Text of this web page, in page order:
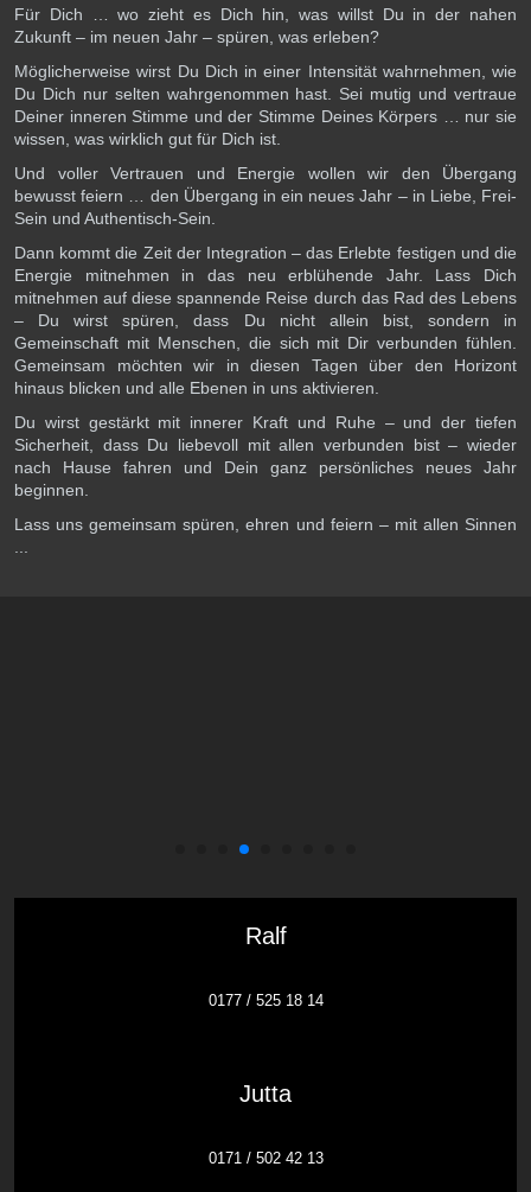
Für Dich … wo zieht es Dich hin, was willst Du in der nahen
Zukunft – im neuen Jahr – spüren, was erleben?
Möglicherweise wirst Du Dich in einer Intensität wahrnehmen, wie
Du Dich nur selten wahrgenommen hast. Sei mutig und vertraue
Deiner inneren Stimme und der Stimme Deines Körpers … nur sie
wissen, was wirklich gut für Dich ist.
Und voller Vertrauen und Energie wollen wir den Übergang
bewusst feiern … den Übergang in ein neues Jahr – in Liebe, Frei-
Sein und Authentisch-Sein.
Dann kommt die Zeit der Integration – das Erlebte festigen und die
Energie mitnehmen in das neu erblühende Jahr. Lass Dich
mitnehmen auf diese spannende Reise durch das Rad des Lebens
– Du wirst spüren, dass Du nicht allein bist, sondern in
Gemeinschaft mit Menschen, die sich mit Dir verbunden fühlen.
Gemeinsam möchten wir in diesen Tagen über den Horizont
hinaus blicken und alle Ebenen in uns aktivieren.
Du wirst gestärkt mit innerer Kraft und Ruhe – und der tiefen
Sicherheit, dass Du liebevoll mit allen verbunden bist – wieder
nach Hause fahren und Dein ganz persönliches neues Jahr
beginnen.
Lass uns gemeinsam spüren, ehren und feiern – mit allen Sinnen
Ralf
0177 / 525 18 14
Jutta
0171 / 502 42 13